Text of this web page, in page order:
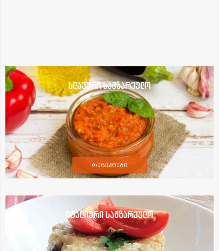
სლავური სამზარეულო
რეცეპტები
იტალიური სამზარეულო